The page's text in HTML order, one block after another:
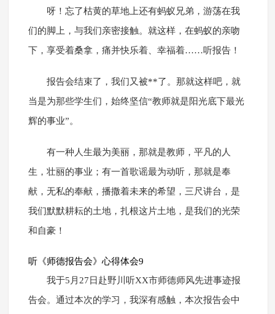
呀！忘了枯黄的草地上还有蚂蚁兄弟，游荡在我
们的脚上，与我们亲密接触。就这样，在蚂蚁的亲吻
下，享受着桑拿，痛并快乐着、幸福着……听报告！
报告会结束了，我们又被**了。那就这样吧，就
当是为那些学生们，始终坚信“教师就是阳光底下最光
辉的事业”。
有一种人生最为美丽，那就是教师，平凡的人
生，壮丽的事业；有一首歌谣最为动听，那就是奉
献，无私的奉献，播撒着未来的希望，三尺讲台，是
我们默默耕耘的土地，扎根这片土地，是我们的光荣
和自豪！
听《师德报告会》心得体会9
我于5月27日赴野川听XX市师德师风先进事迹报
告会。通过本次的学习，我深有感触，本次报告会中